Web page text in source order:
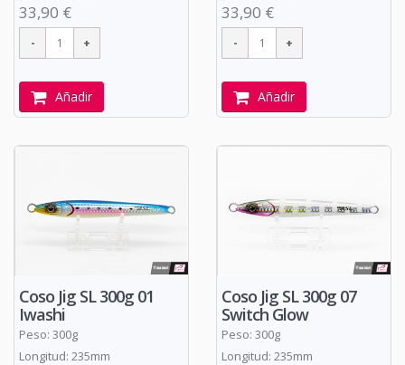
33,90 €
Añadir
33,90 €
Añadir
Coso Jig SL 300g 01
Iwashi
Peso: 300g
Longitud: 235mm
Coso Jig SL 300g 07
Switch Glow
Peso: 300g
Longitud: 235mm